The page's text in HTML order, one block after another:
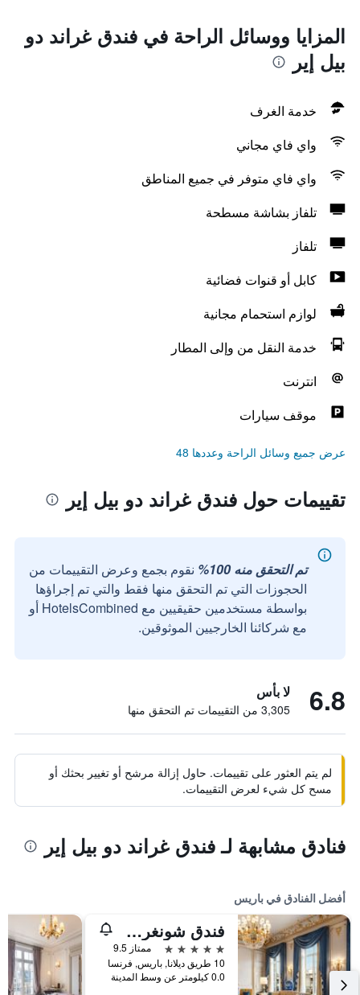
المزايا ووسائل الراحة في فندق غراند دو
بيل إير
خدمة الغرف
واي فاي مجاني
واي فاي متوفر في جميع المناطق
تلفاز بشاشة مسطحة
تلفاز
كابل أو قنوات فضائية
لوازم استحمام مجانية
خدمة النقل من وإلى المطار
انترنت
موقف سيارات
عرض جميع وسائل الراحة وعددها 48
تقييمات حول فندق غراند دو بيل إير
تم التحقق منه 100%
نقوم بجمع وعرض التقييمات من
الحجوزات التي تم التحقق منها فقط والتي تم إجراؤها
بواسطة مستخدمين حقيقيين مع HotelsCombined أو
مع شركائنا الخارجيين الموثوقين.
6.8 لا بأس
3,305 من التقييمات تم التحقق منها
لم يتم العثور على تقييمات. حاول إزالة مرشح أو تغيير بحثك أو
مسح كل شيء لعرض التقييمات.
فنادق مشابهة لـ فندق غراند دو بيل إير
أفضل الفنادق في باريس
فندق شونغري-لا، باريس
5 نجوم
ممتاز 9.5
10 طريق ديلانا, باريس, فرنسا
0.0 كيلومتر عن وسط المدينة